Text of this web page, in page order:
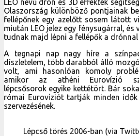
LEO nevű drón és 3D effektek
Olaszország különböző pontjainak
fellépőnek egy azelőtt sosem látott
miután LEO jelez egy fénysugárral, és
tudnak majd lépni a fellépők a drónnal
A tegnapi nap nagy híre a
díszletelem, több darabból álló
volt, ami hasonlóan komoly
amikor az athéni Eurovízió
lépcsősorok egyike kettétört. Bár
római Eurovíziót tartják minden
szervezésének.
Lépcső törés 2006-ban (via